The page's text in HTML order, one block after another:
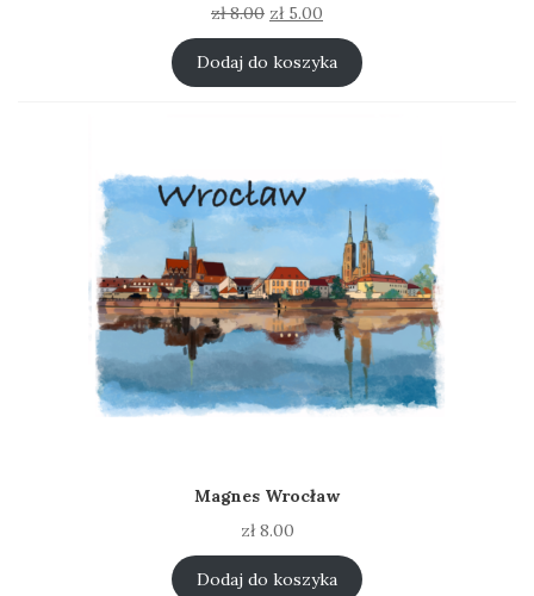
zł8.00 Pierwotna
cena
wynosiła:
zł 8.00.
zł5.00
cena
wynosi:
zł 5.00.
Dodaj do koszyka
Magnes Wrocław
zł8.00
Dodaj do koszyka